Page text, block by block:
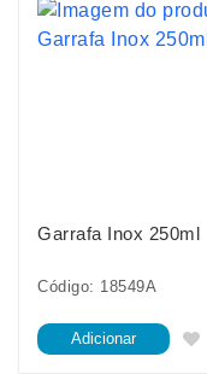
Garrafa Inox 250ml
Código: 18549A
Adicionar